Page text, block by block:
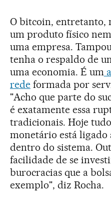
O bitcoin, entretanto,
um produto físico
uma empresa.
tenha o respaldo de
uma economia. É um
redeformada por
"Acho que parte do
é exatamente essa
tradicionais. Hoje
monetário está ligado
dentro do sistema.
facilidade de se
burocracias que a
exemplo", diz Rocha.